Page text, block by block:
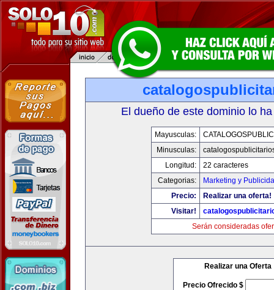
El dueño de este dominio lo
Mayusculas:
Minusculas:
Longitud:
22 caracteres
Categorias:
Marketing y
Precio:
Realizar una oferta!
Visitar!
Serán consideradas
Realizar una Oferta
Precio Ofrecido $